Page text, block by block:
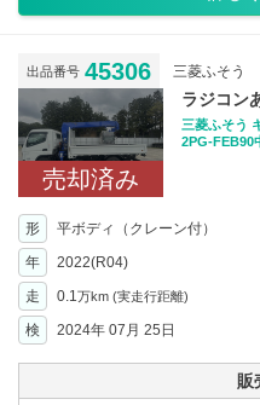
出品番号 45306 三菱ふそう
売却済み
ラジコ
三菱ふそう
2PG-FEB90
形 平ボディ（クレーン付）
年
2022(R04)
走 0.1万km (実走行距離)
検
2024年 07月 25日
販